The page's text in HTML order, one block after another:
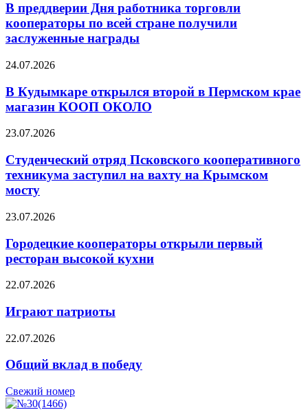
В преддверии Дня работника торговли
кооператоры по всей стране получили
заслуженные награды
24.07.2026
В Кудымкаре открылся второй в Пермском крае
магазин КООП ОКОЛО
23.07.2026
Студенческий отряд Псковского кооперативного
техникума заступил на вахту на Крымском
мосту
23.07.2026
Городецкие кооператоры открыли первый
ресторан высокой кухни
22.07.2026
Играют патриоты
22.07.2026
Общий вклад в победу
Свежий номер